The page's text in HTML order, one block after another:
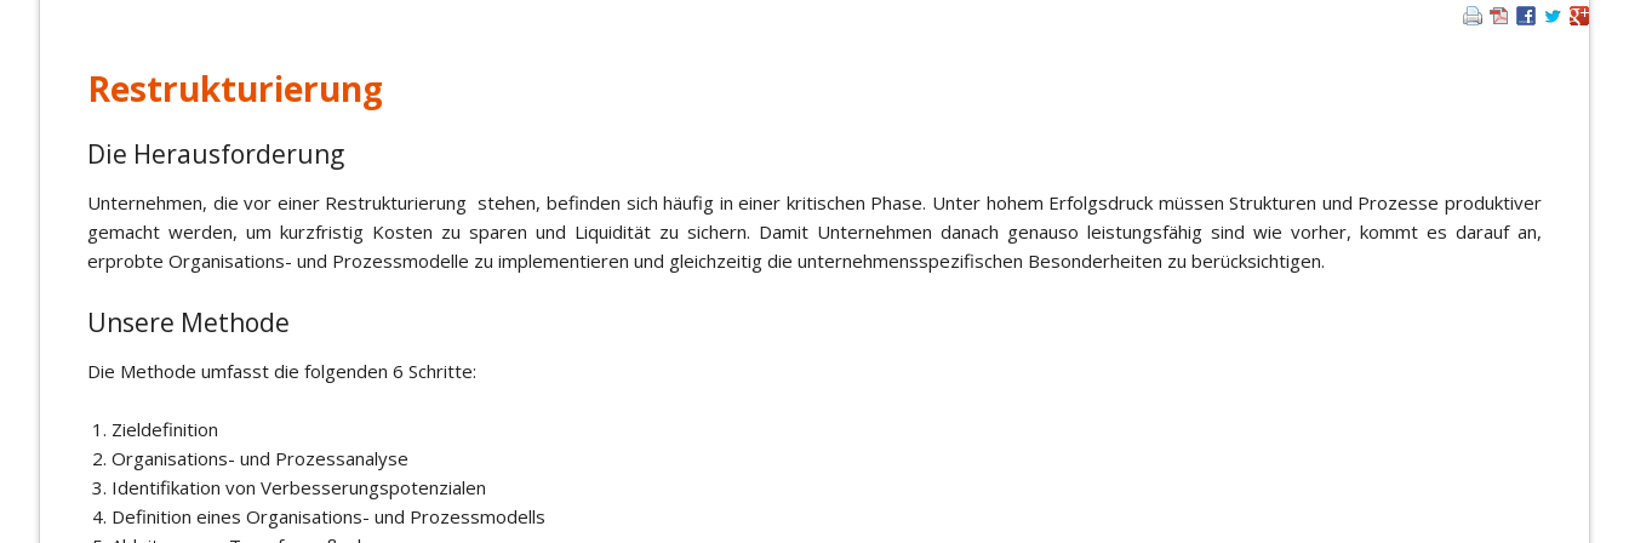
Restrukturierung
Die Herausforderung
Unternehmen, die vor einer Restrukturierung stehen, befinden sich häufig in einer kritischen Phase. Unter hohem Erfolgsdruck müssen Strukturen und Prozesse produktiver
gemacht werden, um kurzfristig Kosten zu sparen und Liquidität zu sichern. Damit Unternehmen danach genauso leistungsfähig sind wie vorher, kommt es darauf an,
erprobte Organisations- und Prozessmodelle zu implementieren und gleichzeitig die unternehmensspezifischen Besonderheiten zu berücksichtigen.
Unsere Methode
Die Methode umfasst die folgenden 6 Schritte:
Zieldefinition
Organisations- und Prozessanalyse
Identifikation von Verbesserungspotenzialen
Definition eines Organisations- und Prozessmodells